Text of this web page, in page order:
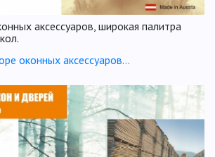
аксессуаров, широкая палитра
оконных аксессуаров…